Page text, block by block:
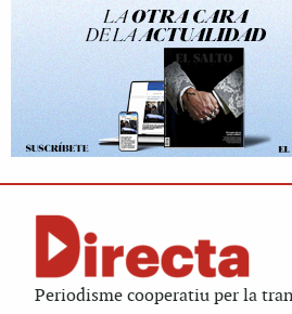
Periodisme cooperatiu per la